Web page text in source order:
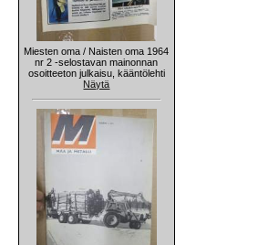
Miesten oma / Naisten oma 1964
nr 2 -selostavan mainonnan
osoitteeton julkaisu, kääntölehti
Näytä